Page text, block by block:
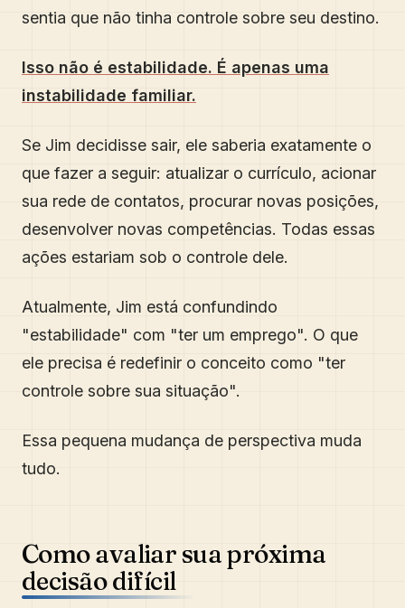
sentia que não tinha controle sobre seu destino.
Isso não é estabilidade. É apenas uma
instabilidade familiar.
Se Jim decidisse sair, ele saberia exatamente o
que fazer a seguir: atualizar o currículo, acionar
sua rede de contatos, procurar novas posições,
desenvolver novas competências. Todas essas
ações estariam sob o controle dele.
Atualmente, Jim está confundindo
"estabilidade" com "ter um emprego". O que
ele precisa é redefinir o conceito como "ter
controle sobre sua situação".
Essa pequena mudança de perspectiva muda
tudo.
Como avaliar sua próxima
decisão difícil